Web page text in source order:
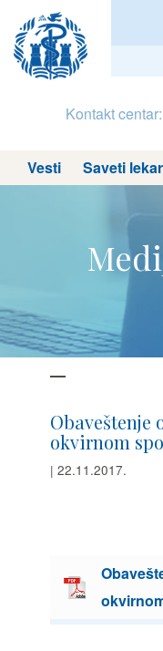
Kontakt
Vesti Saveti
Obaveštenje
okvirnom
| 22.11.2017.